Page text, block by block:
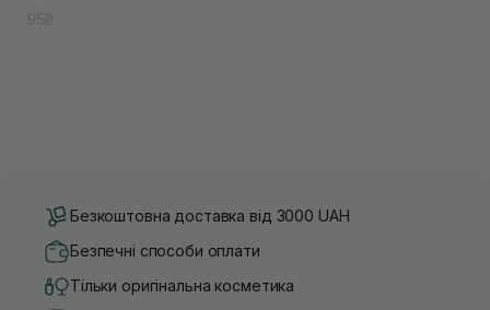
Безкоштовна доставка від 3000 UAH
Безпечні способи оплати
Тільки оригінальна косметика